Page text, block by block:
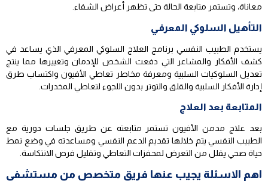
معاناة، وتستمر متابعة الحالة حتى تظهر أعراض الشفاء.
التأهيل السلوكي المعرفي
يستخدم الطبيب النفسي برنامج العلاج السلوكي المعرفي الذي يساعد في
كشف الأفكار والمشاعر التي دفعت الشخص للإدمان وتغييرها مما ينتج
تعديل السلوكيات السلبية ومعرفة مخاطر تعاطي الأفيون واكتساب طرق
إدارة الأفكار السلبية والقلق والتوتر بدون اللجوء لتعاطي المخدرات.
المتابعة بعد العلاج
بعد علاج مدمن الأفيون تستمر متابعته عن طريق جلسات دورية مع
الطبيب النفسي يتم خلالها تقديم الدعم النفسي ومساعدته في وضع نمط
حياة صحي يقلل من التعرض لمحفزات التعاطي وتقليل فرص الانتكاسة.
اهم الاسئلة يجيب عنها فريق متخصص من مستشفى